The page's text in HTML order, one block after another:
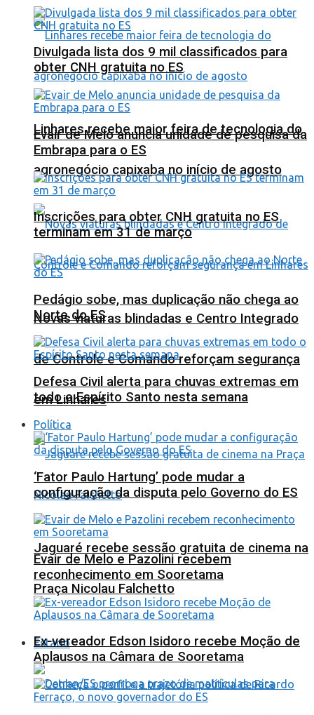
Linhares recebe maior feira de tecnologia do
agronegócio capixaba no início de agosto
Novas viaturas blindadas e Centro Integrado
de Controle e Comando reforçam segurança
em Linhares
Jaguaré recebe sessão gratuita de cinema na
Praça Nicolau Falchetto
Estado
Divulgada lista dos 9 mil classificados para
obter CNH gratuita no ES
Evair de Melo anuncia unidade de pesquisa da
Embrapa para o ES
Inscrições para obter CNH gratuita no ES
terminam em 31 de março
Pedágio sobe, mas duplicação não chega ao
Norte do ES
Defesa Civil alerta para chuvas extremas em
todo o Espírito Santo nesta semana
Política
‘Fator Paulo Hartung’ pode mudar a
configuração da disputa pelo Governo do ES
Evair de Melo e Pazolini recebem
reconhecimento em Sooretama
Ex-vereador Edson Isidoro recebe Moção de
Aplausos na Câmara de Sooretama